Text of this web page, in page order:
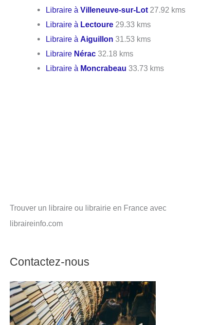
Libraire àVilleneuve-sur-Lot 27.92 kms
Libraire à Lectoure 29.33 kms
Libraire àAiguillon 31.53 kms
Libraire Nérac 32.18 kms
Libraire à Moncrabeau 33.73 kms
Trouver un libraire ou librairie en France avec
libraireinfo.com
Contactez-nous